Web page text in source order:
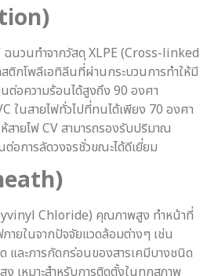
นวนทำจากวัสดุ XLPE (Cross-linked
กโพลีเอทิลีนที่ผ่านกระบวนการทำให้มี
ต่อความร้อนได้สูงถึง 90 องศา
ในสายไฟทั่วไปที่ทนได้เพียง 70 องศา
ายไฟ CV สามารถรองรับปริมาณ
อการลัดวงจรชั่วขณะได้ดีเยี่ยม
Chloride) คุณภาพสูง ทำหน้าที่
ายในจากปัจจัยแวดล้อมต่างๆ เช่น
และการกัดกร่อนของสารเคมีบางชนิด
เหมาะสำหรับการติดตั้งในทุกสภาพ